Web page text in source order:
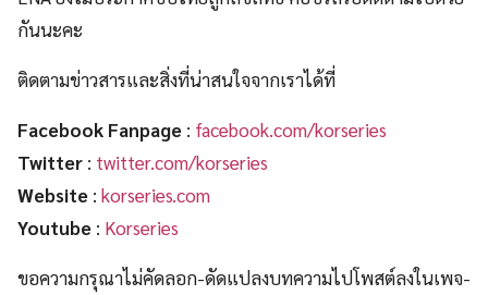
กันนะคะ
ติดตามข่าวสารและสิ่งที่น่าสนใจจากเราได้ที่
Facebook Fanpage : facebook.com/korseries
Twitter : twitter.com/korseries
Website : korseries.com
Youtube : Korseries
ขอความกรุณาไม่คัดลอก-ดัดแปลงบทความไปโพสต์ลงในเพจ-